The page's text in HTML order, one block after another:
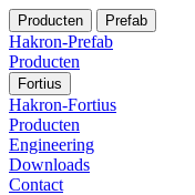
Producten Prefab
Hakron-Prefab
Producten
Fortius
Hakron-Fortius
Producten
Engineering
Downloads
Contact